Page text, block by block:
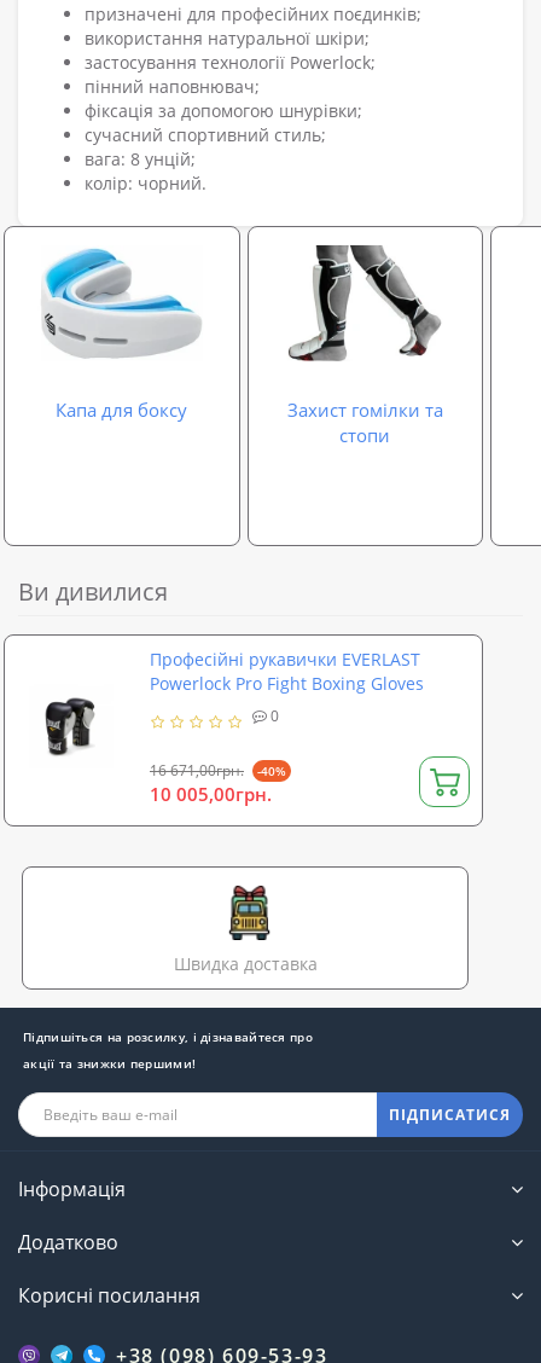
призначені для професійних поєдинків;
використання натуральної шкіри;
застосування технології Powerlock;
пінний наповнювач;
фіксація за допомогою шнурівки;
сучасний спортивний стиль;
вага: 8 унцій;
колір: чорний.
Капа для боксу
Захист гомілки та
стопи
Ви дивилися
Професійні рукавички EVERLAST
Powerlock Pro Fight Boxing Gloves
0
16 671,00грн. -40%
10 005,00грн.
Швидка доставка
Підпишіться на розсилку, і дізнавайтеся про
акції та знижки першими!
ПІДПИСАТИСЯ
Інформація
Додатково
Корисні посилання
+38 (098) 609-53-93